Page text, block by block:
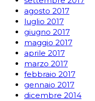
agosto 2017
luglio 2017
giugno 2017
maggio 2017
aprile 2017
marzo 2017
febbraio 2017
gennaio 2017
dicembre 2014